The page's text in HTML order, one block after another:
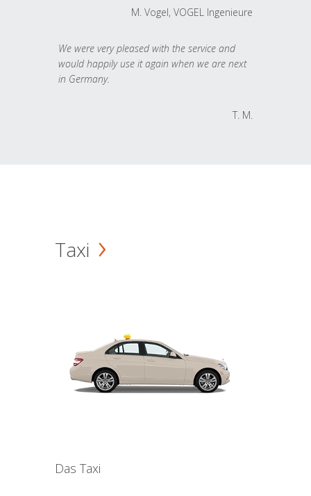
M. Vogel, VOGEL Ingenieure
We were very pleased with the service and
would happily use it again when we are next
in Germany.
T. M.
Taxi
Das Taxi